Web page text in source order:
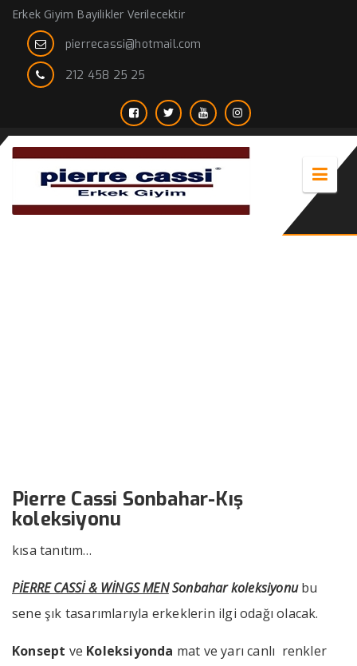
Erkek Giyim Bayilikler Verilecektir
pierrecassi@hotmail.com
212 458 25 25
Pierre Cassi Sonbahar-Kış
koleksiyonu
kısa tanıtım…
PİERRE CASSİ & WİNGS MENSonbahar koleksiyonubu
sene şık tasarımlarıyla erkeklerin ilgi odağı olacak.
Konsept ve Koleksiyonda mat ve yarı canlı renkler